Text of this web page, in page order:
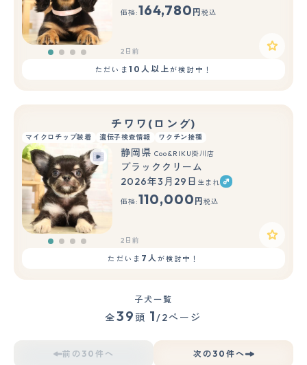
価格:164,780 円 税込
2日前
ただいま 10人以上が検討中！
チワワ(ロング)
マイクロチップ装着 遺伝子検査情報 ワクチン接種
静岡県 Coo&RIKU掛川店
ブラッククリーム
2026年3月29日 生まれ
価格:110,000 円 税込
2日前
ただいま 7人が検討中！
子犬一覧
全39 頭 1/2ページ
前の30件へ 次の30件へ